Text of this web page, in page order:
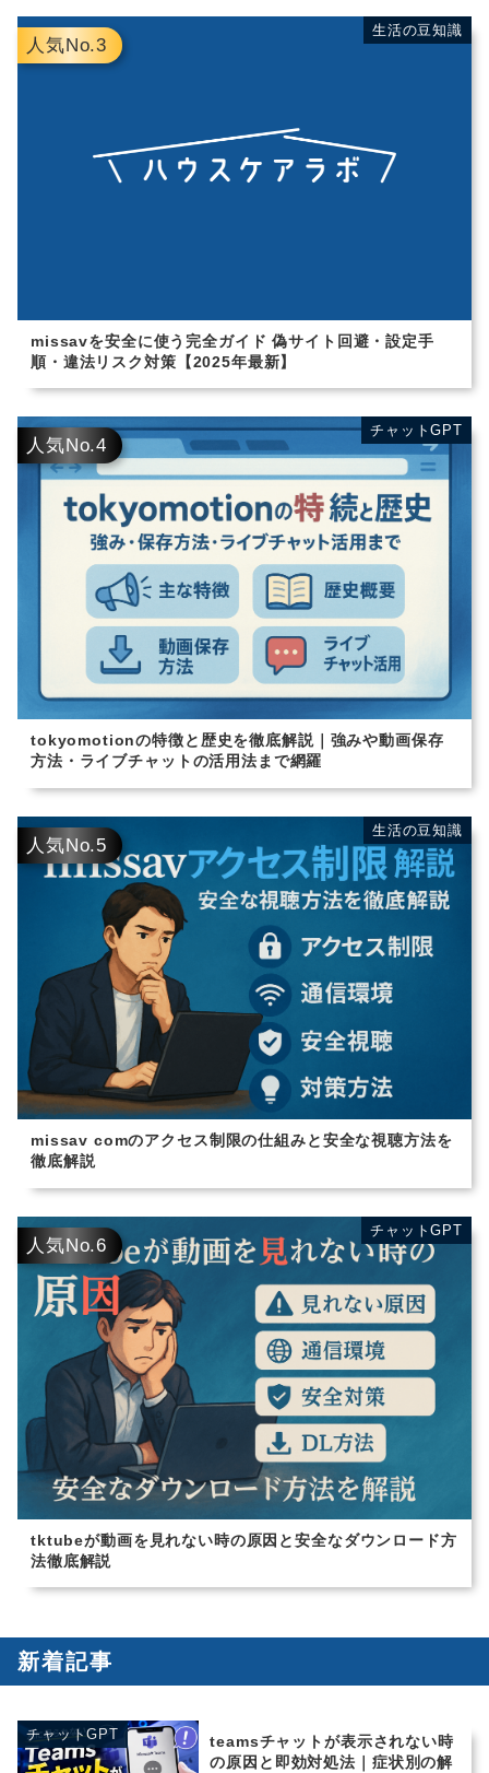
生活の豆知識
人気No.3
生活の豆知識
missavを安全に使う完全ガイド 偽サイト回避・設定手
順・違法リスク対策【2025年最新】
チャットGPT
人気No.4
チャットGPT
tokyomotionの特徴と歴史を徹底解説｜強みや動画保存
方法・ライブチャットの活用法まで網羅
生活の豆知識
人気No.5
生活の豆知識
missav comのアクセス制限の仕組みと安全な視聴方法を
徹底解説
チャットGPT
人気No.6
チャットGPT
tktubeが動画を見れない時の原因と安全なダウンロード方
法徹底解説
新着記事
チャットGPT
teamsチャットが表示されない時
の原因と即効対処法｜症状別の解